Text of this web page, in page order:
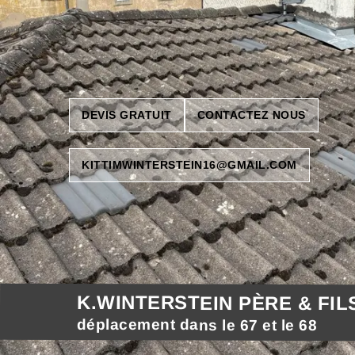
DEVIS GRATUIT CONTACTEZ NOUS
KITTIMWINTERSTEIN16@GMAIL.COM
K.WINTERSTEIN PÈRE &
déplacement dans le 67 et le 68